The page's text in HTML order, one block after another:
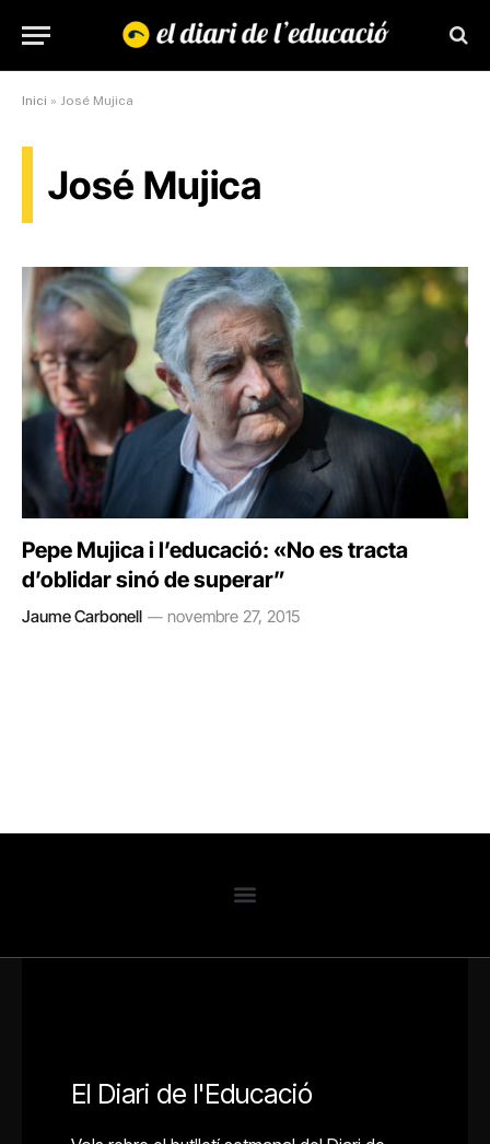
Inici » José Mujica
José Mujica
Pepe Mujica i l’educació: «No es tracta
d’oblidar sinó de superar”
Jaume Carbonell novembre 27, 2015